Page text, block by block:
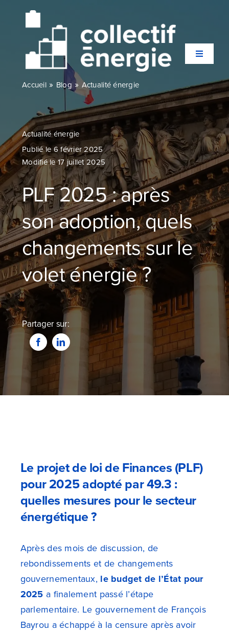
Toggle
Qui sommes-nous ?
Secteurs
Expertises
Agences
Blog
Devenir partenaire
Contactez-nous
Je compare dès maintenant
Accueil» Blog » Actualité énergie
Actualité énergie
Publié le 6 février 2025
Modifié le 17 juillet 2025
PLF 2025 : après
son adoption, quels
changements sur le
volet énergie ?
Partager sur:
Le projet de loi de Finances (PLF)
pour 2025 adopté par 49.3 :
quelles mesures pour le secteur
énergétique ?
Après des mois de discussion, de
rebondissements et de changements
gouvernementaux, le budget de l’État pour
2025 a finalement passé l’étape
parlementaire. Le gouvernement de François
Bayrou a échappé à la censure après avoir